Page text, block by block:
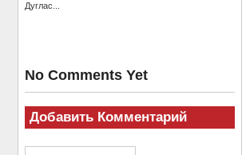
Дуглас...
No Comments Yet
Добавить Комментарий